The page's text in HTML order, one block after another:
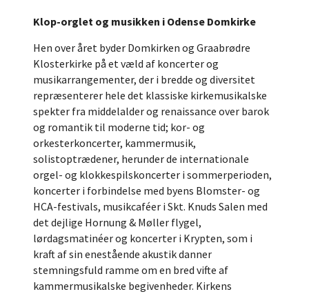
Klop-orglet og musikken i Odense Domkirke
Hen over året byder Domkirken og Graabrødre
Klosterkirke på et væld af koncerter og
musikarrangementer, der i bredde og diversitet
repræsenterer hele det klassiske kirkemusikalske
spekter fra middelalder og renaissance over barok
og romantik til moderne tid; kor- og
orkesterkoncerter, kammermusik,
solistoptrædener, herunder de internationale
orgel- og klokkespilskoncerter i sommerperioden,
koncerter i forbindelse med byens Blomster- og
HCA-festivals, musikcaféer i Skt. Knuds Salen med
det dejlige Hornung & Møller flygel,
lørdagsmatinéer og koncerter i Krypten, som i
kraft af sin enestående akustik danner
stemningsfuld ramme om en bred vifte af
kammermusikalske begivenheder. Kirkens